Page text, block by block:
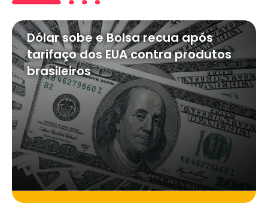
Dólar sobe e Bolsa recua após
tarifaço dos EUA contra produtos
brasileiros